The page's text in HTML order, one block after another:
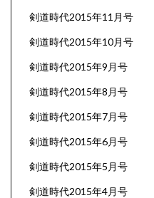
剣道時代2015年11月号
剣道時代2015年10月号
剣道時代2015年9月号
剣道時代2015年8月号
剣道時代2015年7月号
剣道時代2015年6月号
剣道時代2015年5月号
剣道時代2015年4月号